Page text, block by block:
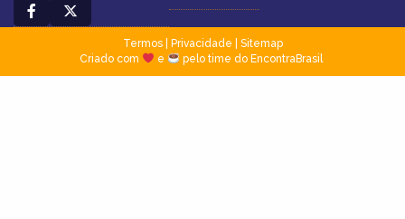
Termos| Privacidade
Sitemap
Criado com
e pelo time do EncontraBrasil